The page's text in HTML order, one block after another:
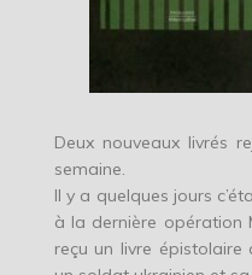
Deux nouveaux livrés
semaine.
Il y a quelques jours
à la dernière opération
reçu un livre